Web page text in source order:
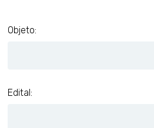
Objeto:
Edital: